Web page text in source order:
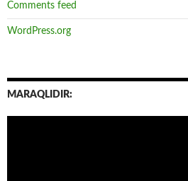
Comments feed
WordPress.org
MARAQLIDIR: